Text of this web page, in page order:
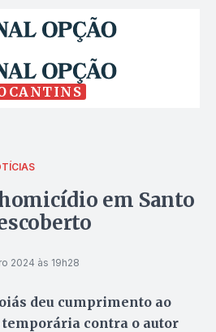
em Santo
2024 às 19h28
deu cumprimento ao
contra o autor